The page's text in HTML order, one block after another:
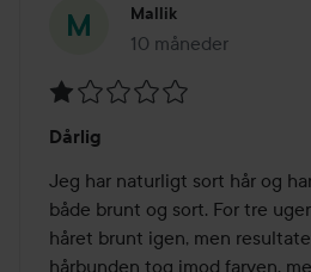
Mallik
10 måneder
Posten blev oprettet
1
ud
af
5
Dårlig
Jeg har naturligt sort hår og
både brunt og sort. For tre
håret brunt igen, men
hårbunden tog imod farven,